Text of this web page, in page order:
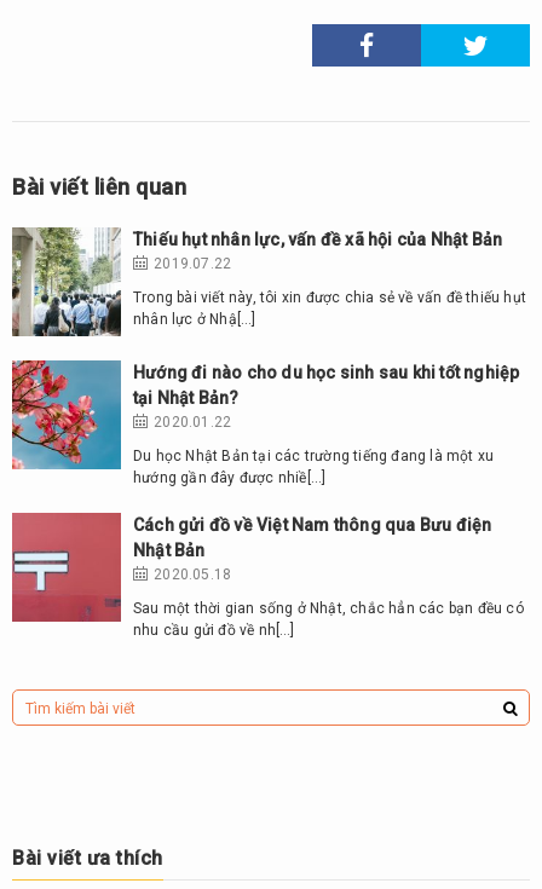
Bài viết liên quan
Thiếu hụt nhân lực, vấn đề xã hội của Nhật Bản
2019.07.22
Trong bài viết này, tôi xin được chia sẻ về vấn đề thiếu hụt
nhân lực ở Nhậ[…]
Hướng đi nào cho du học sinh sau khi tốt nghiệp
tại Nhật Bản?
2020.01.22
Du học Nhật Bản tại các trường tiếng đang là một xu
hướng gần đây được nhiề[…]
Cách gửi đồ về Việt Nam thông qua Bưu điện
Nhật Bản
2020.05.18
Sau một thời gian sống ở Nhật, chắc hẳn các bạn đều có
nhu cầu gửi đồ về nh[…]
Bài viết ưa thích